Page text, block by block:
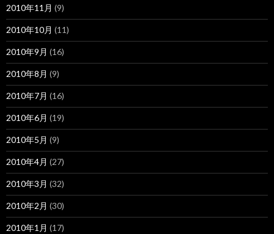
2010年11月 (9)
2010年10月 (11)
2010年9月 (16)
2010年8月 (9)
2010年7月 (16)
2010年6月 (19)
2010年5月 (9)
2010年4月 (27)
2010年3月 (32)
2010年2月 (30)
2010年1月 (17)